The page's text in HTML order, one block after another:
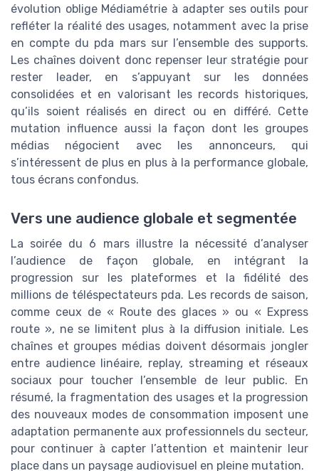
évolution oblige Médiamétrie à adapter ses outils pour
refléter la réalité des usages, notamment avec la prise
en compte du pda mars sur l’ensemble des supports.
Les chaînes doivent donc repenser leur stratégie pour
rester leader, en s’appuyant sur les données
consolidées et en valorisant les records historiques,
qu’ils soient réalisés en direct ou en différé. Cette
mutation influence aussi la façon dont les groupes
médias négocient avec les annonceurs, qui
s’intéressent de plus en plus à la performance globale,
tous écrans confondus.
Vers une audience globale et segmentée
La soirée du 6 mars illustre la nécessité d’analyser
l’audience de façon globale, en intégrant la
progression sur les plateformes et la fidélité des
millions de téléspectateurs pda. Les records de saison,
comme ceux de « Route des glaces » ou « Express
route », ne se limitent plus à la diffusion initiale. Les
chaînes et groupes médias doivent désormais jongler
entre audience linéaire, replay, streaming et réseaux
sociaux pour toucher l’ensemble de leur public. En
résumé, la fragmentation des usages et la progression
des nouveaux modes de consommation imposent une
adaptation permanente aux professionnels du secteur,
pour continuer à capter l’attention et maintenir leur
place dans un paysage audiovisuel en pleine mutation.